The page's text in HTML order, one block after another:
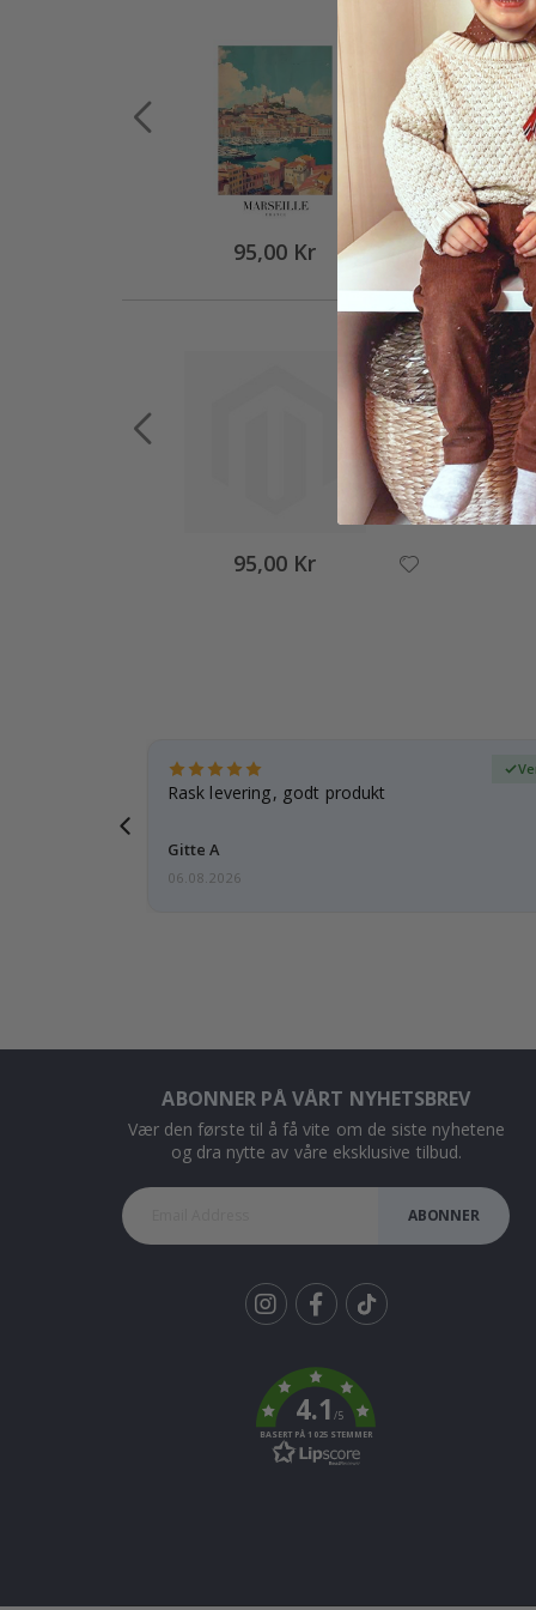
95,00 Kr
95,00 Kr
Rask levering, godt produkt
Gitte A
06.08.2026
ABONNER PÅ VÅRT NYHETSBREV
Vær den første til å få vite om de siste nyhetene
og dra nytte av våre eksklusive tilbud.
ABONNER
k
4.1/5
BASERT PÅ 1025 STEMMER